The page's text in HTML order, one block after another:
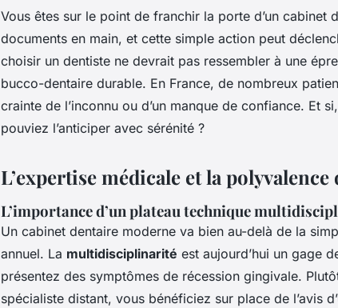
Vous êtes sur le point de franchir la porte d’un cabinet
documents en main, et cette simple action peut
choisir un dentiste ne devrait pas ressembler à une
bucco-dentaire durable. En France, de nombreux
crainte de l’inconnu ou d’un manque de confiance. Et
pouviez l’anticiper avec sérénité ?
L’expertise médicale et la polyvalence
L’importance d’un plateau technique
Un cabinet dentaire moderne va bien au-delà de la
annuel. La multidisciplinarité est aujourd’hui un gage
présentez des symptômes de récession gingivale.
spécialiste distant, vous bénéficiez sur place de l’avis